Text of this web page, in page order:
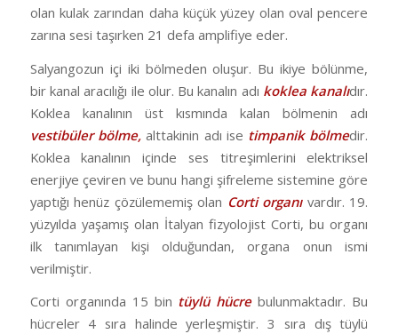
olan kulak zarından daha küçük yüzey olan oval pencere
zarına sesi taşırken 21 defa amplifiye eder.
Salyangozun içi iki bölmeden oluşur. Bu ikiye bölünme,
bir kanal aracılığı ile olur. Bu kanalın adı koklea kanalıdır.
Koklea kanalının üst kısmında kalan bölmenin adı
vestibüler bölme,alttakinin adı ise timpanik bölmedir.
Koklea kanalının içinde ses titreşimlerini elektriksel
enerjiye çeviren ve bunu hangi şifreleme sistemine göre
yaptığı henüz çözülememiş olan Corti organıvardır. 19.
yüzyılda yaşamış olan İtalyan fizyolojist Corti, bu organı
ilk tanımlayan kişi olduğundan, organa onun ismi
verilmiştir.
Corti organında 15 bin tüylü hücrebulunmaktadır. Bu
hücreler 4 sıra halinde yerleşmiştir. 3 sıra dış tüylü